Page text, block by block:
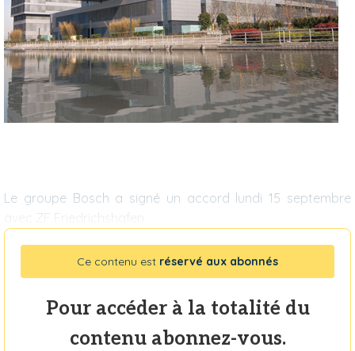
Le groupe Bosch a signé un accord lundi 15 septembre
avec ZF Friedrichshafen
Ce contenu est réservé aux abonnés
Pour accéder à la totalité du
contenu abonnez-vous.